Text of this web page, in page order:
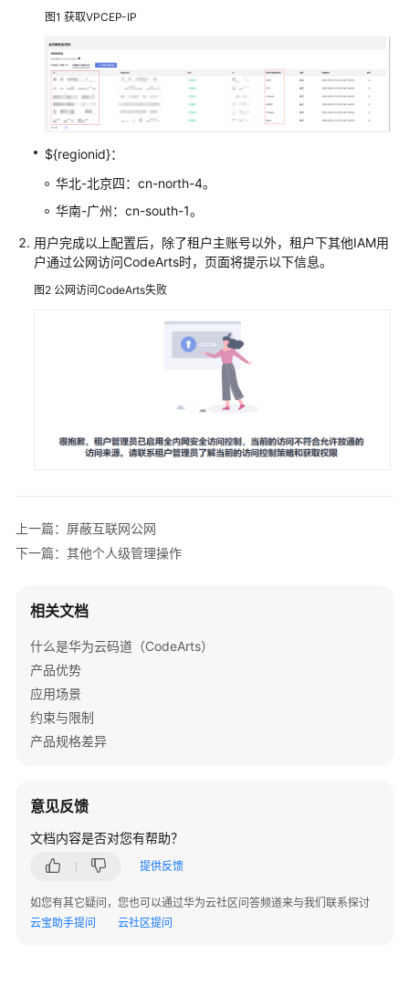
限
购
买
CodeArts
建
项
目
新
CodeArts
CodeArts
管
CodeArts
项
目
角
色
权
限
CodeArts
目
消
通
知
图1 获取VPCEP-IP
${regionid}：
华北-北京四：cn-north-4。
华南-广州：cn-south-1。
用户完成以上配置后，除了租户主账号以外，租户下其他IAM用
户通过公网访问CodeArts时，页面将提示以下信息。
图2 公网访问CodeArts失败
上一篇：屏蔽互联网公网
下一篇：其他个人级管理操作
相关文档
什么是华为云码道（CodeArts）
产品优势
应用场景
约束与限制
产品规格差异
意见反馈
文档内容是否对您有帮助？
提供反馈
如您有其它疑问，您也可以通过华为云社区问答频道来与我们联系探讨
云宝助手提问
云社区提问